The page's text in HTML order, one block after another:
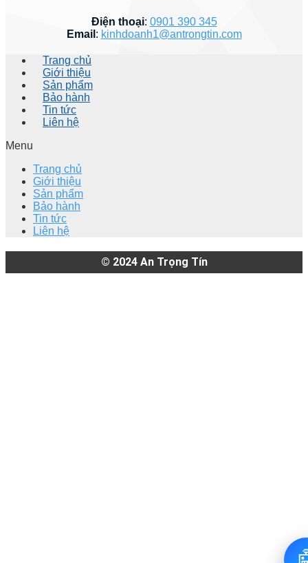
Điện thoại: 0901 390 345
Email : kinhdoanh1@antrongtin.com
Trang chủ
Giới thiệu
Sản phẩm
Bảo hành
Tin tức
Liên hệ
Menu
Trang chủ
Giới thiệu
Sản phẩm
Bảo hành
Tin tức
Liên hệ
© 2024 An Trọng Tín